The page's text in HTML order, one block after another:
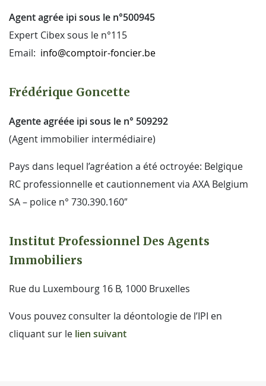
Agent agrée ipi sous le n°500945
Expert Cibex sous le n°115
Email: info@comptoir-foncier.be
Frédérique Goncette
Agente agréée ipi sous le n° 509292
(Agent immobilier intermédiaire)
Pays dans lequel l’agréation a été octroyée: Belgique
RC professionnelle et cautionnement via AXA Belgium
SA – police n° 730.390.160″
Institut Professionnel Des Agents
Immobiliers
Rue du Luxembourg 16 B, 1000 Bruxelles
Vous pouvez consulter la déontologie de l’IPI en
cliquant sur le lien suivant